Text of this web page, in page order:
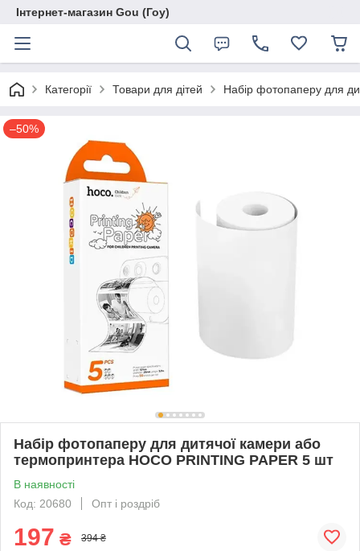
Інтернет-магазин Gou (Гоу)
Категорії Товари для дітей Набір фотопаперу для
–50%
Набір фотопаперу для дитячої камери або
термопринтера HOCO PRINTING PAPER 5 шт
В наявності
Код: 20680
Опт і роздріб
197 ₴ 394 ₴